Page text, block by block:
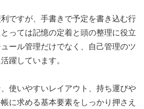
ですが、手書きで予定を書き込む行
っては記憶の定着と頭の整理に役立
ール管理だけでなく、自己管理のツ
躍しています。
使いやすいレイアウト、持ち運びや
に求める基本要素をしっかり押さえ